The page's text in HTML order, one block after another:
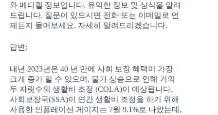
와 메디캘 정보입니다. 유익한 정보 및 상식을 알려
드립니다. 질문이 있으시면 전화 또는 이메일로 언
제든지 물어보세요. 자세히 알려드리겠습니다.
답변:
내년 2023년은 40 년 만에 사회 보장 혜택이 가장
크게 증가 할 수 있으며, 물가 상승으로 인해 거의
두 자릿수의 생활비 조정 (COLA)이 예상됩니다.
사회보장국(SSA)이 연간 생활비 조정을 하기 위해
사용한 인플레이션 게이지는 7월 9.1%로 나왔는데,